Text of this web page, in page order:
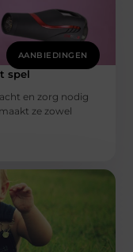
AANBIEDINGEN
spel
en zorg nodig
ze zowel